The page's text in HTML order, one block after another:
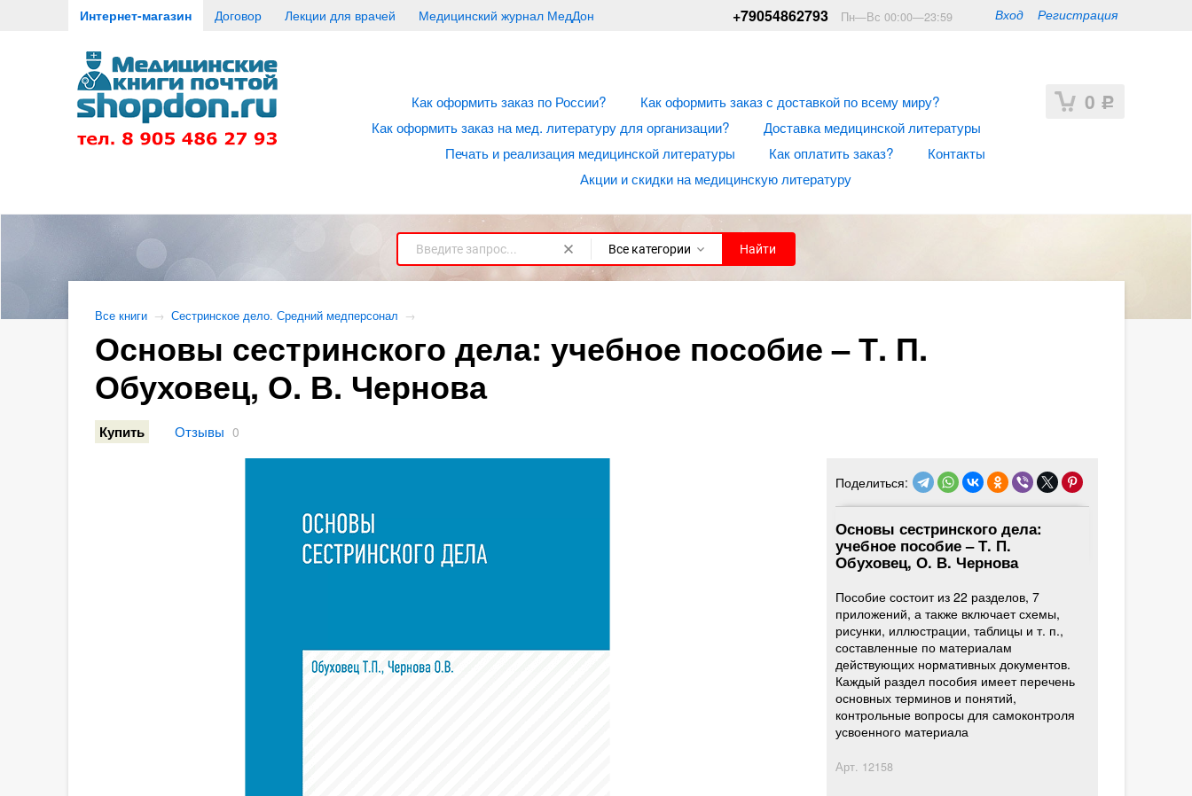
Интернет-магазин Договор Лекции для врачей Медицинский журнал МедДон Вход Регистрация
+79054862793 Пн—Вс 00:00—23:59
0 Р
Как оформить заказ по России?
Как оформить заказ с доставкой по всему миру?
Как оформить заказ на мед. литературу для организации?
Доставка медицинской литературы
Печать и реализация медицинской литературы
Как оплатить заказ?
Контакты
Акции и скидки на медицинскую литературу
Все категории Найти
Все книги → Сестринское дело. Средний медперсонал →
Основы сестринского дела: учебное пособие – Т. П.
Обуховец, О. В. Чернова
Купить Отзывы 0
Поделиться:
Основы сестринского дела:
учебное пособие – Т. П.
Обуховец, О. В. Чернова
Пособие состоит из 22 разделов, 7
приложений, а также включает схемы,
рисунки, иллюстрации, таблицы и т. п.,
составленные по материалам
действующих нормативных документов.
Каждый раздел пособия имеет перечень
основных терминов и понятий,
контрольные вопросы для самоконтроля
усвоенного материала
Арт. 12158